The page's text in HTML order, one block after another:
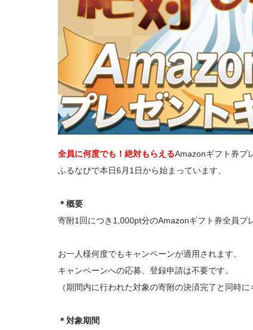
全員に何度でも！絶対もらえるAmazonギフト券プ
ふるなびで本日6月1日から始まっています。
＊概要
寄附1回につき1,000pt分のAmazonギフト券全員プ
お一人様何度でもキャンペーンが適用されます。
キャンペーンへの応募、登録申請は不要です。
（期間内に行われた対象の寄附の決済完了と同時
＊対象期間